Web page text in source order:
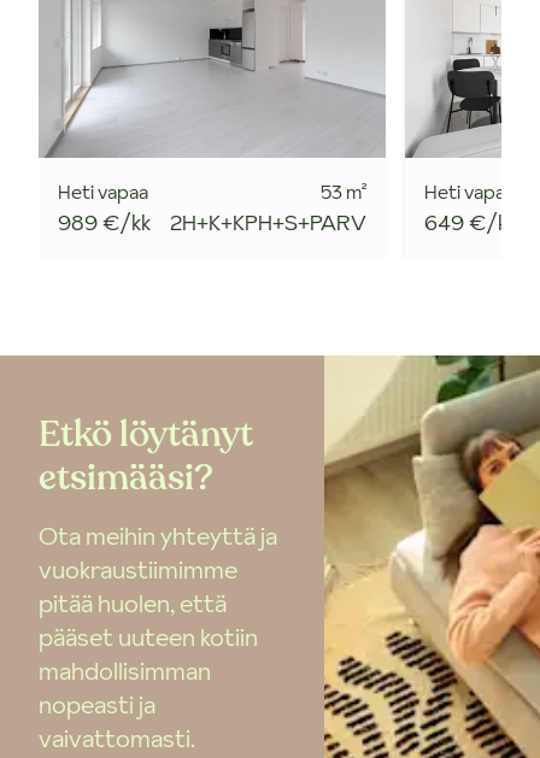
Heti vapaa
989 €/kk
53m²
2H+K+KPH+S+PARV
Heti vapaa
649 €/kk
Etkö löytänyt
etsimääsi?
Ota meihin yhteyttä ja
vuokraustiimimme
pitää huolen, että
pääset uuteen kotiin
mahdollisimman
nopeasti ja
vaivattomasti.